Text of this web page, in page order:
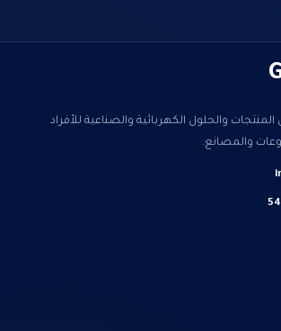
والحلول الكهربائية والصناعية للأفراد
والمصانع.